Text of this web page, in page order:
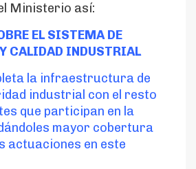
Ministerio así:
EL SISTEMA DE
CALIDAD INDUSTRIAL
la infraestructura de
industrial con el resto
que participan en la
mayor cobertura
actuaciones en este